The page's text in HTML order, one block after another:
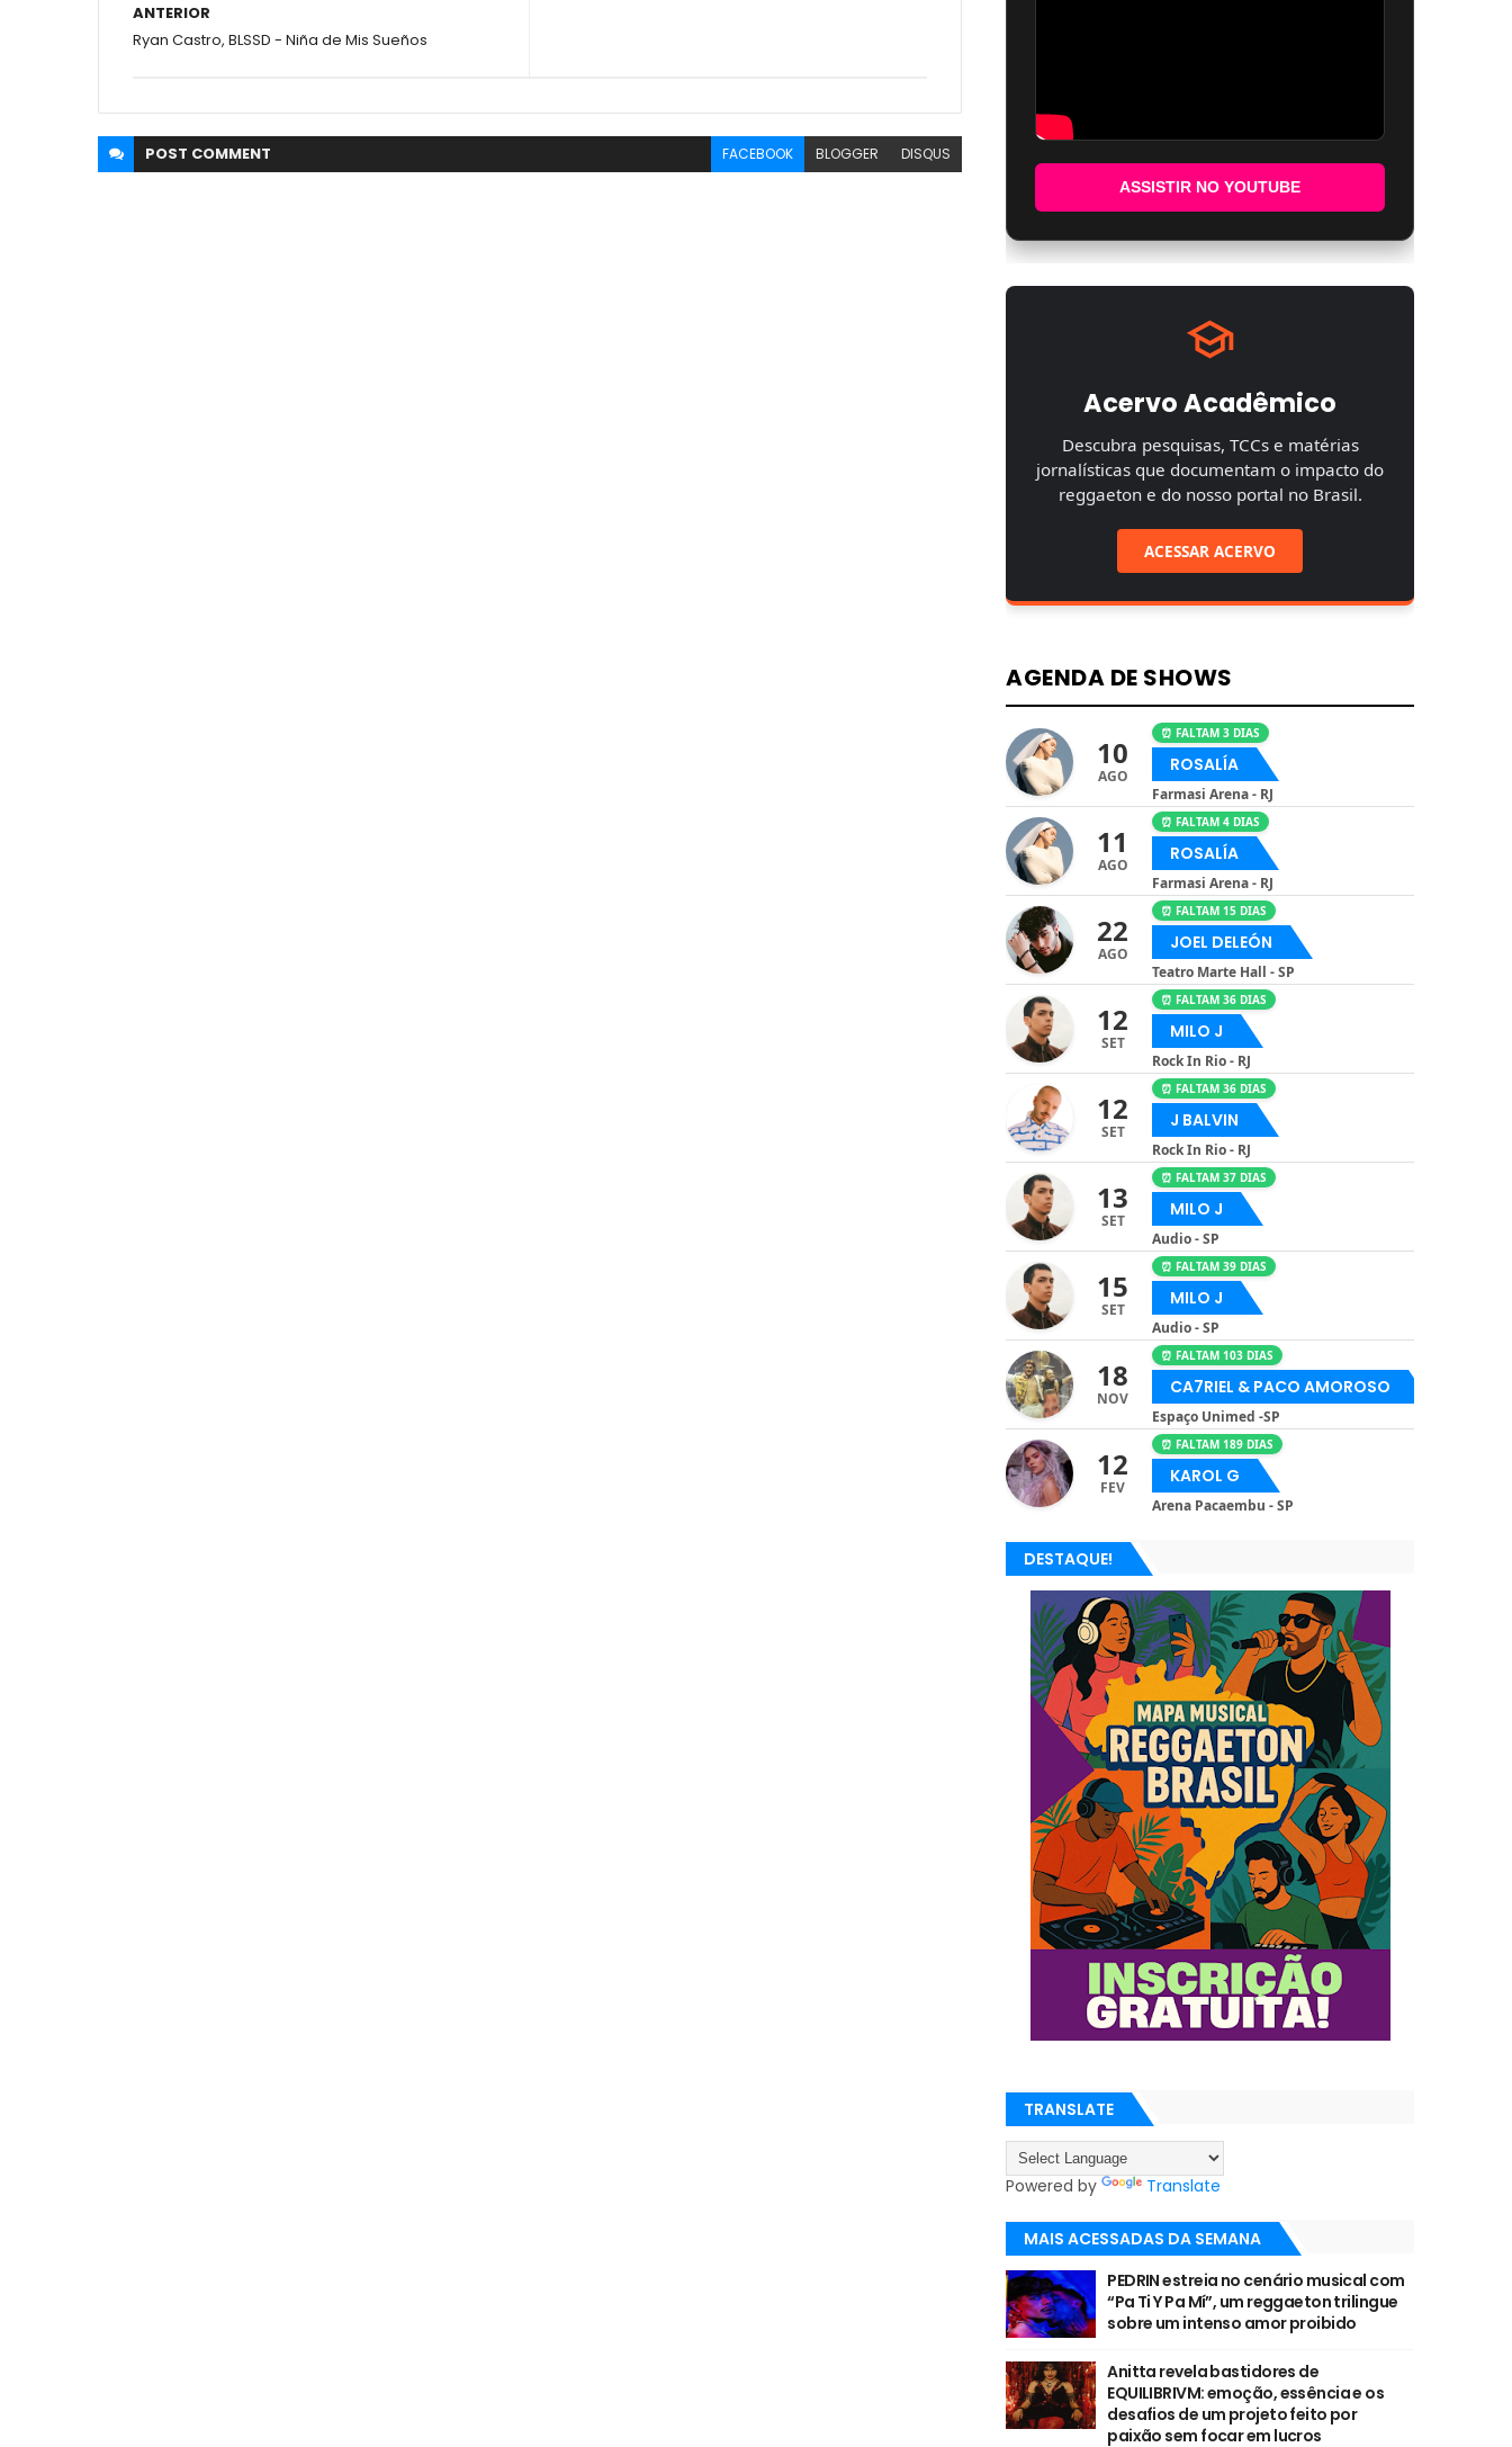
ANTERIOR
Ryan Castro, BLSSD - Niña de Mis Sueños
POST COMMENT FACEBOOK BLOGGER DISQUS
ASSISTIR NO YOUTUBE
Acervo Acadêmico
Descubra pesquisas, TCCs e matérias
jornalísticas que documentam o impacto do
reggaeton e do nosso portal no Brasil.
ACESSAR ACERVO
AGENDA DE SHOWS
10
AGO
⏰ FALTAM 3 DIAS
ROSALÍA
Farmasi Arena - RJ
11
AGO
⏰ FALTAM 4 DIAS
ROSALÍA
Farmasi Arena - RJ
22
AGO
⏰ FALTAM 15 DIAS
JOEL DELEÓN
Teatro Marte Hall - SP
12
SET
⏰ FALTAM 36 DIAS
MILO J
Rock In Rio - RJ
12
SET
⏰ FALTAM 36 DIAS
J BALVIN
Rock In Rio - RJ
13
SET
⏰ FALTAM 37 DIAS
MILO J
Audio - SP
15
SET
⏰ FALTAM 39 DIAS
MILO J
Audio - SP
18
NOV
⏰ FALTAM 103 DIAS
CA7RIEL & PACO AMOROSO
Espaço Unimed -SP
12
FEV
⏰ FALTAM 189 DIAS
KAROL G
Arena Pacaembu - SP
DESTAQUE!
TRANSLATE
Powered by Translate
MAIS ACESSADAS DA SEMANA
PEDRIN estreia no cenário musical com
“Pa Ti Y Pa Mí”, um reggaeton trilingue
sobre um intenso amor proibido
Anitta revela bastidores de
EQUILIBRIVM: emoção, essência e os
desafios de um projeto feito por
paixão sem focar em lucros